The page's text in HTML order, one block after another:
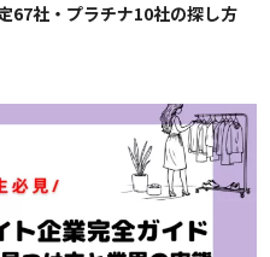
67社・プラチナ10社の探し方